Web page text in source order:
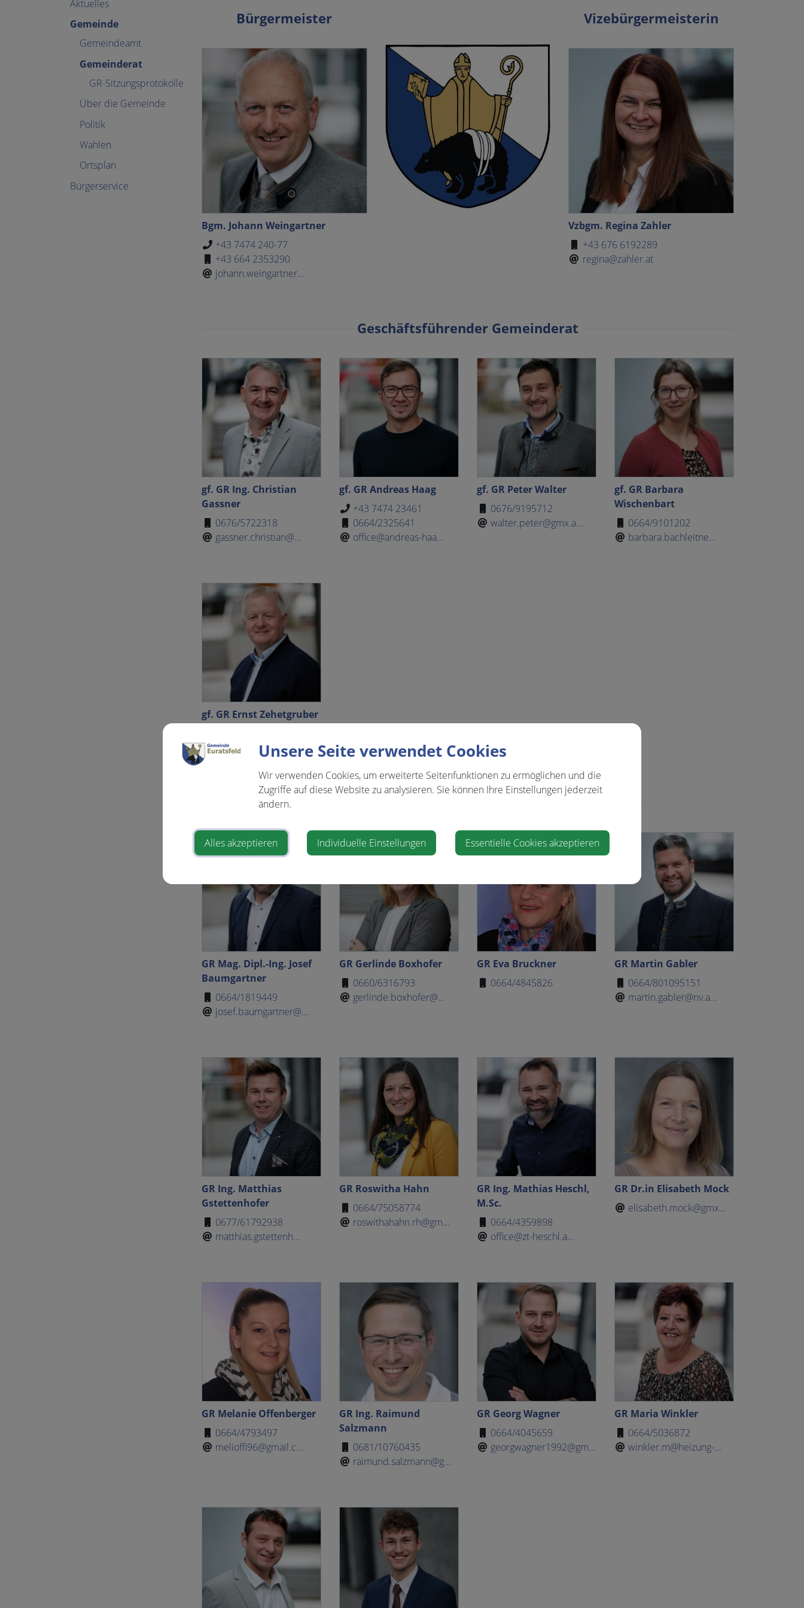
Aktuelles
Gemeinde
Gemeindeamt
Gemeinderat
GR-Sitzungsprotokolle
Über die Gemeinde
Politik
Wahlen
Ortsplan
Bürgerservice
Bürgermeister
Bgm. Johann Weingartner
+43 7474 240-77
+43 664 2353290
johann.weingartner...
Vizebürgermeisterin
Vzbgm. Regina Zahler
+43 676 6192289
regina@zahler.at
Geschäftsführender Gemeinderat
gf. GR Ing. Christian
Gassner
0676/5722318
gassner.christian@...
gf. GR Andreas Haag
+43 7474 23461
0664/2325641
office@andreas-haa...
gf. GR Peter Walter
0676/9195712
walter.peter@gmx.a...
gf. GR Barbara
Wischenbart
0664/9101202
barbara.bachleitne...
gf. GR Ernst Zehetgruber
m.e.zehetgruber@ou...
GR Mag. Dipl.-Ing. Josef
Baumgartner
0664/1819449
josef.baumgartner@...
GR Gerlinde Boxhofer
0660/6316793
gerlinde.boxhofer@...
GR Eva Bruckner
0664/4845826
GR Martin Gabler
0664/801095151
martin.gabler@nv.a...
GR Ing. Matthias
Gstettenhofer
0677/61792938
matthias.gstettenh...
GR Roswitha Hahn
0664/75058774
roswithahahn.rh@gm...
GR Ing. Mathias Heschl,
M.Sc.
0664/4359898
office@zt-heschl.a...
GR Dr.in Elisabeth Mock
elisabeth.mock@gmx...
GR Melanie Offenberger
0664/4793497
melioffi96@gmail.c...
GR Ing. Raimund
Salzmann
0681/10760435
raimund.salzmann@g...
GR Georg Wagner
0664/4045659
georgwagner1992@gm...
GR Maria Winkler
0664/5036872
winkler.m@heizung-...
Unsere Seite verwendet Cookies
Wir verwenden Cookies, um erweiterte Seitenfunktionen zu ermöglichen und die
Zugriffe auf diese Website zu analysieren. Sie können Ihre Einstellungen jederzeit
ändern.
Alles akzeptieren Individuelle Einstellungen Essentielle Cookies akzeptieren